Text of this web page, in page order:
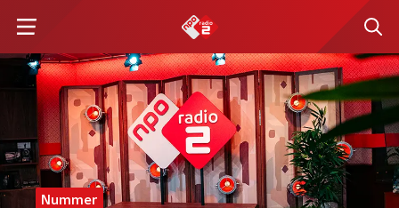
Nummer